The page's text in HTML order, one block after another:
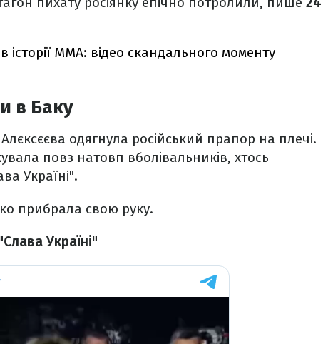
історії ММА: відео скандального моменту
в Баку
одягнула російський прапор на плечі.
повз натовп вболівальників, хтось
Україні".
прибрала свою руку.
Україні"